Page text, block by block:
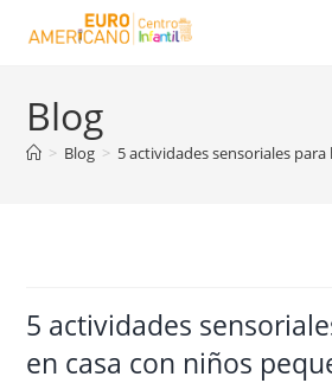
Blog
> Blog > 5 actividades sensoriales
5 actividades
en casa con niños